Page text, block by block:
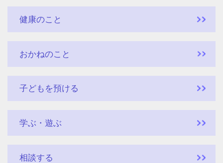
健康のこと
おかねのこと
子どもを預ける
学ぶ・遊ぶ
相談する